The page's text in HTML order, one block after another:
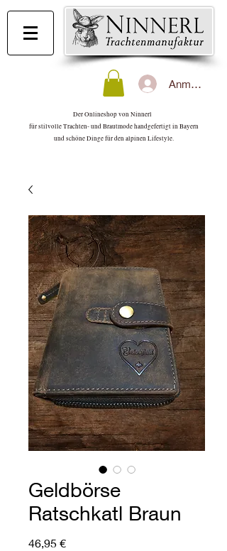
Anmelden
Der Onlineshop von Ninnerl
für stilvolle Trachten- und Brautmode handgefertigt in Bayern
und schöne Dinge für den alpinen Lifestyle.
Geldbörse
Ratschkatl Braun
46,95 €Preis